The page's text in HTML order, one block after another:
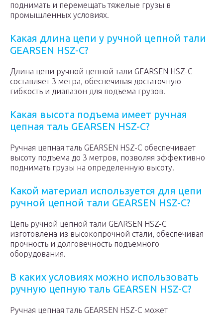
поднимать и перемещать тяжелые грузы в
промышленных условиях.
Какая длина цепи у ручной цепной тали
GEARSEN HSZ-C?
Длина цепи ручной цепной тали GEARSEN HSZ-C
составляет 3 метра, обеспечивая достаточную
гибкость и диапазон для подъема грузов.
Какая высота подъема имеет ручная
цепная таль GEARSEN HSZ-C?
Ручная цепная таль GEARSEN HSZ-C обеспечивает
высоту подъема до 3 метров, позволяя эффективно
поднимать грузы на определенную высоту.
Какой материал используется для цепи
ручной цепной тали GEARSEN HSZ-C?
Цепь ручной цепной тали GEARSEN HSZ-C
изготовлена из высокопрочной стали, обеспечивая
прочность и долговечность подъемного
оборудования.
В каких условиях можно использовать
ручную цепную таль GEARSEN HSZ-C?
Ручная цепная таль GEARSEN HSZ-C может